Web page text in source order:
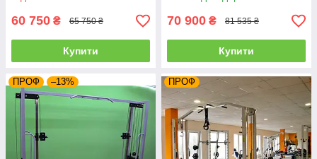
60 750 ₴ 65 750 ₴
Купити
70 900 ₴ 81 535 ₴
Купити
ПРОФ –13% ПРОФ